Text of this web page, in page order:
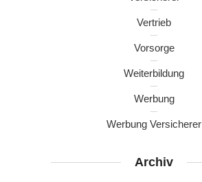
Vertrieb
Vorsorge
Weiterbildung
Werbung
Werbung Versicherer
Archiv